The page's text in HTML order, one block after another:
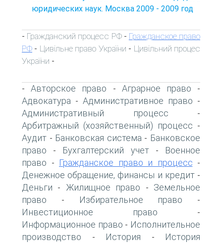
юридических наук. Москва 2009 - 2009 год
- Гражданский процесс РФ- Гражданское право
РФ - Цивільне право України - Цивільний процес
України -
-Авторское право - Аграрное право -
Адвокатура - Административное право -
Административный процесс -
Арбитражный (хозяйственный) процесс -
Аудит - Банковская система - Банковское
право - Бухгалтерский учет-
Военное
право - Гражданское право и процесс -
Денежное обращение, финансы и кредит-
Деньги - Жилищное право - Земельное
право - Избирательное право -
Инвестиционное право -
Информационное право - Исполнительное
производство - История -
История